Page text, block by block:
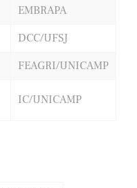
EMBRAPA
DCC/UFSJ
FEAGRI/UNICAMP
IC/UNICAMP